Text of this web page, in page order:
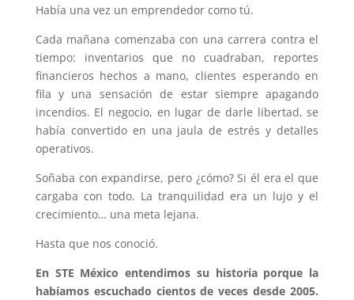
Había una vez un emprendedor como tú.
Cada mañana comenzaba con una carrera contra el
tiempo: inventarios que no cuadraban, reportes
financieros hechos a mano, clientes esperando en
fila y una sensación de estar siempre apagando
incendios. El negocio, en lugar de darle libertad, se
había convertido en una jaula de estrés y detalles
operativos.
Soñaba con expandirse, pero ¿cómo? Si él era el que
cargaba con todo. La tranquilidad era un lujo y el
crecimiento… una meta lejana.
Hasta que nos conoció.
En STE México entendimos su historia porque la
habíamos escuchado cientos de veces desde 2005.